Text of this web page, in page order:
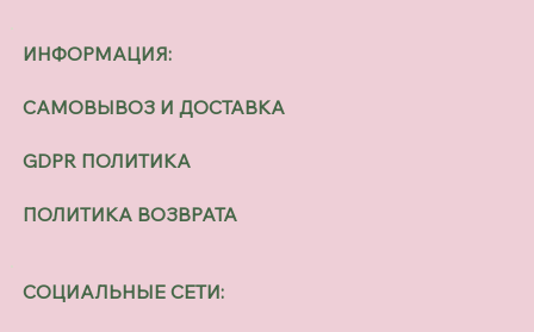
ИНФОРМАЦИЯ:
САМОВЫВОЗ И ДОСТАВКА
GDPR ПОЛИТИКА
ПОЛИТИКА ВОЗВРАТА
СОЦИАЛЬНЫЕ СЕТИ: